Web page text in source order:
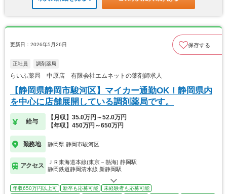
更新日：2026年5月26日 保存する
正社員 調剤薬局
らいふ薬局 中原店 有限会社エムネットの薬剤師求人
【静岡県静岡市駿河区】マイカー通勤OK！静岡県内
を中心に店舗展開している調剤薬局です。
給与
【月収】35.0万円～52.0万円
【年収】450万円～650万円
勤務地 静岡県 静岡市駿河区
アクセス
ＪＲ東海道本線(東京－熱海) 静岡駅
静岡鉄道静岡清水線 新静岡駅
年収650万円以上可 新卒も応募可能
未経験者も応募可能